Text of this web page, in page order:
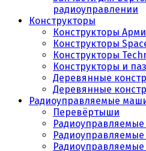
радиоуправлении
Конструкторы
Конструкторы
Конструкторы
Конструкторы
Конструкторы и
Деревянные
Деревянные
Радиоуправляемые
Перевёртыши